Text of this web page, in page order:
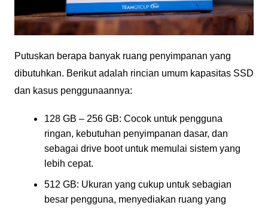
Putuskan berapa banyak ruang penyimpanan yang
dibutuhkan. Berikut adalah rincian umum kapasitas SSD
dan kasus penggunaannya:
128 GB – 256 GB: Cocok untuk pengguna
ringan, kebutuhan penyimpanan dasar, dan
sebagai drive boot untuk memulai sistem yang
lebih cepat.
512 GB: Ukuran yang cukup untuk sebagian
besar pengguna, menyediakan ruang yang